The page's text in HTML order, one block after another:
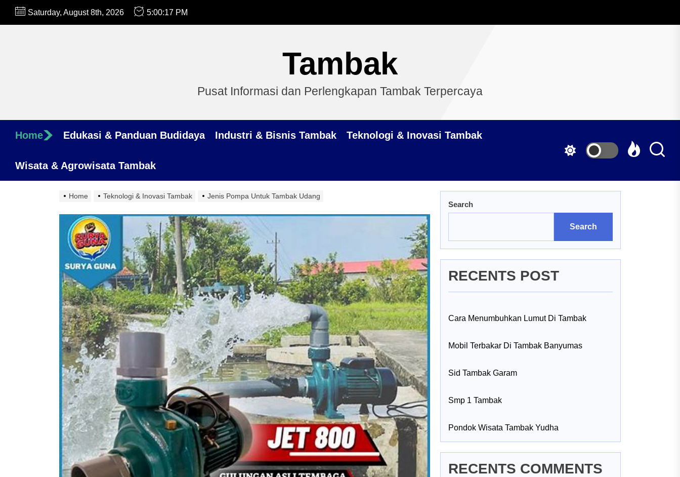
Skip
Saturday, August 8th, 2026 5:00:18 PM
Tambak
Pusat Informasi dan Perlengkapan Tambak Terpercaya
Home Edukasi & Panduan Budidaya Industri & Bisnis Tambak Teknologi & Inovasi Tambak
Wisata & Agrowisata Tambak
Home Teknologi & Inovasi Tambak Jenis Pompa Untuk Tambak Udang
Search
Search
RECENTS POST
Cara Menumbuhkan Lumut Di Tambak
Mobil Terbakar Di Tambak Banyumas
Sid Tambak Garam
Smp 1 Tambak
Pondok Wisata Tambak Yudha
RECENTS COMMENTS